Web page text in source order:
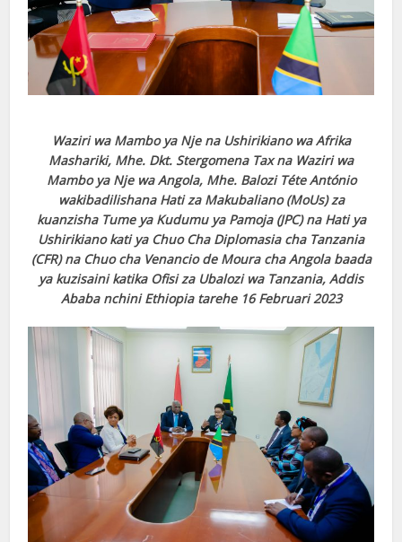
Waziri wa Mambo ya Nje na Ushirikiano wa Afrika
Mashariki, Mhe. Dkt. Stergomena Tax na Waziri wa
Mambo ya Nje wa Angola, Mhe. Balozi Téte António
wakibadilishana Hati za Makubaliano (MoUs) za
kuanzisha Tume ya Kudumu ya Pamoja (JPC) na Hati ya
Ushirikiano kati ya Chuo Cha Diplomasia cha Tanzania
(CFR) na Chuo cha Venancio de Moura cha Angola baada
ya kuzisaini katika Ofisi za Ubalozi wa Tanzania, Addis
Ababa nchini Ethiopia tarehe 16 Februari 2023